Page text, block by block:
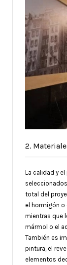
2.
La calidad y
total del
el hormigón o
mientras que
mármol o el
También es
pintura, el
elementos